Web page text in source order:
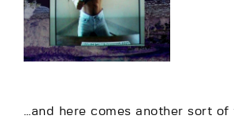
…and here comes another sort